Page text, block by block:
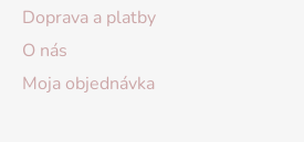
Doprava a platby
O nás
Moja objednávka